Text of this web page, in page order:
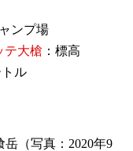
ンプ場
テ大槍 ：標高
トル
岳（写真：2020年9